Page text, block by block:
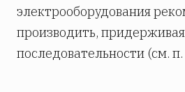
электрооборудования
производить,
последовательности (см. п.